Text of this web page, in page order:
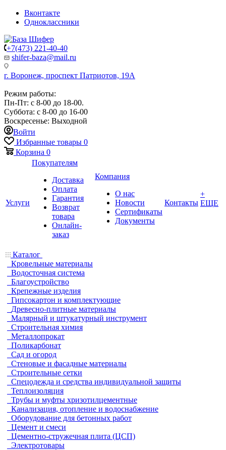
Вконтакте
Одноклассники
+7(473) 221-40-40
shifer-baza@mail.ru
г. Воронеж, проспект Патриотов, 19А
Режим работы:
Пн-Пт: с 8-00 до 18-00.
Суббота: с 8-00 до 16-00
Воскресенье: Выходной
Войти
Избранные товары 0
Корзина 0
Услуги
Покупателям
Доставка
Оплата
Гарантия
Возврат
товара
Онлайн-
заказ
Компания
О нас
Новости
Сертификаты
Документы
Контакты
+
ЕЩЕ
Каталог
Кровельные материалы
Водосточная система
Благоустройство
Крепежные изделия
Гипсокартон и комплектующие
Древесно-плитные материалы
Малярный и штукатурный инструмент
Строительная химия
Металлопрокат
Поликарбонат
Сад и огород
Стеновые и фасадные материалы
Строительные сетки
Спецодежда и средства индивидуальной защиты
Теплоизоляция
Трубы и муфты хризотилцементные
Канализация, отопление и водоснабжение
Оборудование для бетонных работ
Цемент и смеси
Цементно-стружечная плита (ЦСП)
Электротовары